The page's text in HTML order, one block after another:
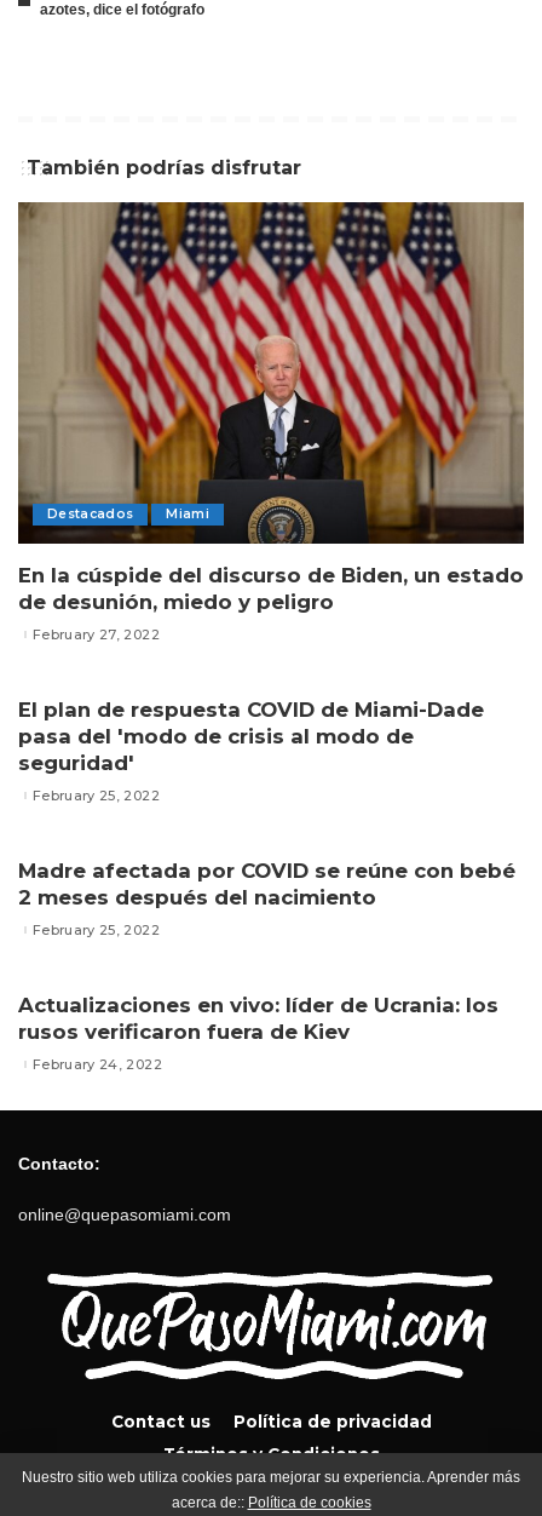
azotes, dice el fotógrafo
También podrías disfrutar
Destacados Miami
En la cúspide del discurso de Biden, un estado
de desunión, miedo y peligro
February 27, 2022
El plan de respuesta COVID de Miami-Dade
pasa del 'modo de crisis al modo de
seguridad'
February 25, 2022
Madre afectada por COVID se reúne con bebé
2 meses después del nacimiento
February 25, 2022
Actualizaciones en vivo: líder de Ucrania: los
rusos verificaron fuera de Kiev
February 24, 2022
Contacto:
online@quepasomiami.com
Contact us
Política de privacidad
Términos y Condiciones
Nuestro sitio web utiliza cookies para mejorar su experiencia. Aprender más
acerca de:: Política de cookies